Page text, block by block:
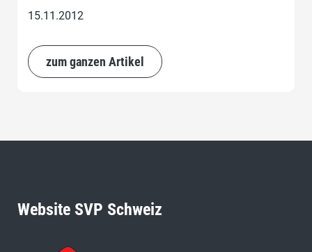
15.11.2012
zum ganzen Artikel
Website SVP Schweiz